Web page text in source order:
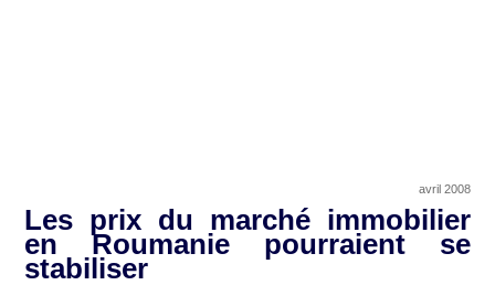
avril 2008
Les prix du marché immobilier
en Roumanie pourraient se
stabiliser